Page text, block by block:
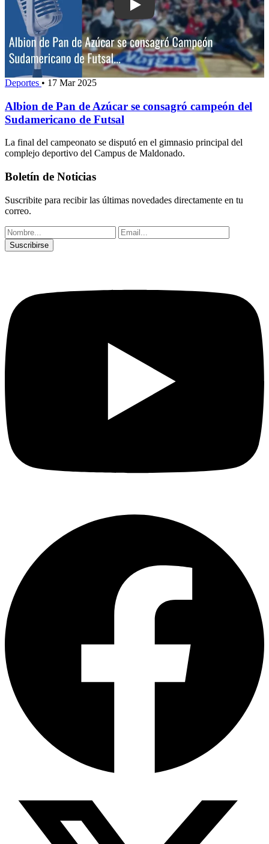
Play: Albion de Pan de Azúcar se
Deportes • 17 Mar 2025
Albion de Pan de Azúcar se consagró campeón del
Sudamericano de Futsal
La final del campeonato se disputó en el gimnasio principal del
complejo deportivo del Campus de Maldonado.
Boletín de Noticias
Suscribite para recibir las últimas novedades directamente en tu
correo.
Suscribirse